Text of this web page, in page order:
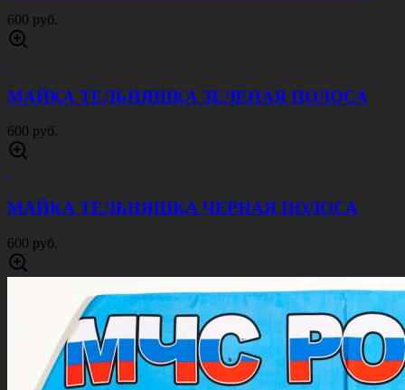
600 руб.
МАЙКА ТЕЛЬНЯШКА ЗЕЛЕНАЯ ПОЛОСА
600 руб.
МАЙКА ТЕЛЬНЯШКА ЧЕРНАЯ ПОЛОСА
600 руб.